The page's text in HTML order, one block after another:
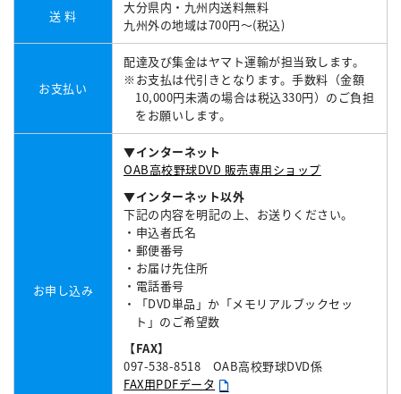
送 料
大分県内・九州内送料無料
九州外の地域は700円～(税込)
お支払い
配達及び集金はヤマト運輸が担当致します。
※お支払は代引きとなります。手数料（金額
10,000円未満の場合は税込330円）のご負担
をお願いします。
お申し込み
▼インターネット
OAB高校野球DVD 販売専用ショップ
▼インターネット以外
下記の内容を明記の上、お送りください。
・申込者氏名
・郵便番号
・お届け先住所
・電話番号
・「DVD単品」か「メモリアルブックセッ
ト」のご希望数
【FAX】
097-538-8518 OAB高校野球DVD係
FAX用PDFデータ